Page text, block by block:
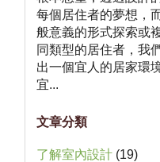
每個居住者的夢想，
般意義的形式探索或
同類型的居住者，我
出一個宜人的居家環
宜...
文章分類
了解室內設計 (19)